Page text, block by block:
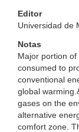
Editor
Universidad de
Notas
Major portion
consumed to
conventional
global
gases on the
alternative
comfort zone.